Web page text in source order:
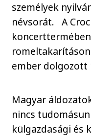
személyek
névsorát. A
ember dolgozott
Magyar
nincs
külgazdasági és